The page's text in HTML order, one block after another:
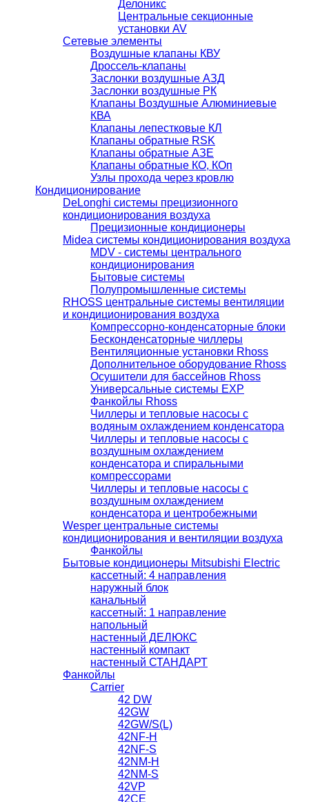
Делоникс
Центральные секционные
установки AV
Сетевые элементы
Воздушные клапаны КВУ
Дроссель-клапаны
Заслонки воздушные АЗД
Заслонки воздушные РК
Клапаны Воздушные Алюминиевые
КВА
Клапаны лепестковые КЛ
Клапаны обратные RSK
Клапаны обратные АЗЕ
Клапаны обратные КО, КОп
Узлы прохода через кровлю
Кондиционирование
DeLonghi системы прецизионного
кондиционирования воздуха
Прецизионные кондиционеры
Midea системы кондиционирования воздуха
MDV - системы центрального
кондиционирования
Бытовые системы
Полупромышленные системы
RHOSS центральные системы вентиляции
и кондиционирования воздуха
Компрессорно-конденсаторные блоки
Бесконденсаторные чиллеры
Вентиляционные установки Rhoss
Дополнительное оборудование Rhoss
Осушители для бассейнов Rhoss
Универсальные системы EXP
Фанкойлы Rhoss
Чиллеры и тепловые насосы с
водяным охлаждением конденсатора
Чиллеры и тепловые насосы с
воздушным охлаждением
конденсатора и спиральными
компрессорами
Чиллеры и тепловые насосы с
воздушным охлаждением
конденсатора и центробежными
Wesper центральные системы
кондиционирования и вентиляции воздуха
Фанкойлы
Бытовые кондиционеры Mitsubishi Electric
кассетный: 4 направления
наружный блок
канальный
кассетный: 1 направление
напольный
настенный ДЕЛЮКС
настенный компакт
настенный СТАНДАРТ
Фанкойлы
Carrier
42 DW
42GW
42GW/S(L)
42NF-H
42NF-S
42NM-H
42NМ-S
42VP
42СЕ